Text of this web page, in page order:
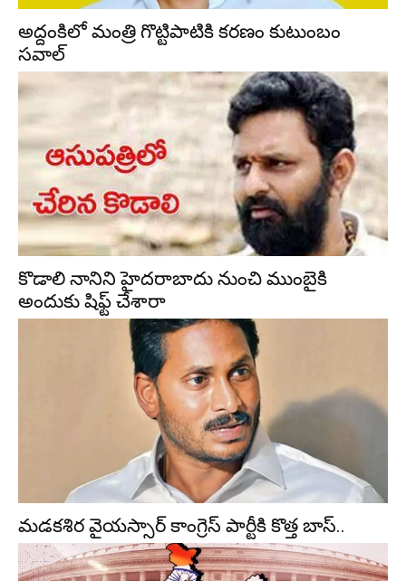
అద్దంకిలో మంత్రి గొట్టిపాటికి కరణం కుటుంబం
సవాల్
కొడాలి నానిని హైదరాబాదు నుంచి ముంబైకి
అందుకు షిఫ్ట్ చేశారా
మడకశిర వైయస్సార్ కాంగ్రెస్ పార్టీకి కొత్త బాస్..